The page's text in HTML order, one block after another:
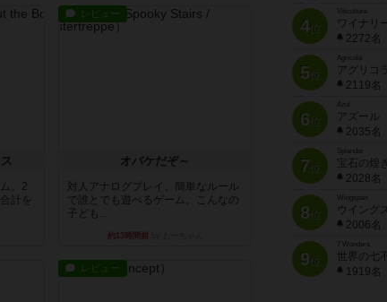
。2
計を
レビュー
オバケだぞ～
対人アナログプレイ。簡単なルール
で誰とでも遊べるゲーム。こんなの
子ども...
約13時間前
レビュー
4位
Viticulture
ワイナリ
2272名
5位
Agricola
アグリコ
2119名
6位
Azul
アズール
2035名
7位
宝石の煌き
2028名
8位
Wingspan
ウイング
2006名
9位
7 Wonders
世界の七
1919名